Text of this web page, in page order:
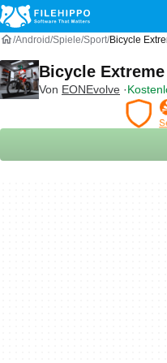
Android Spiele Sport Bicycle
Bicycle
Von EONEvolve